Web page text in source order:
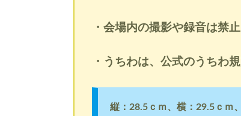
・会場内の撮影や録音は禁止
・うちわは、公式のうちわ
縦：28.5ｃｍ、横：29.5ｃｍ